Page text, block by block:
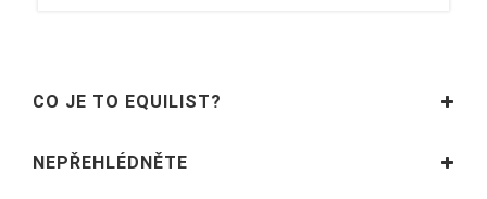
CO JE TO EQUILIST?
NEPŘEHLÉDNĚTE